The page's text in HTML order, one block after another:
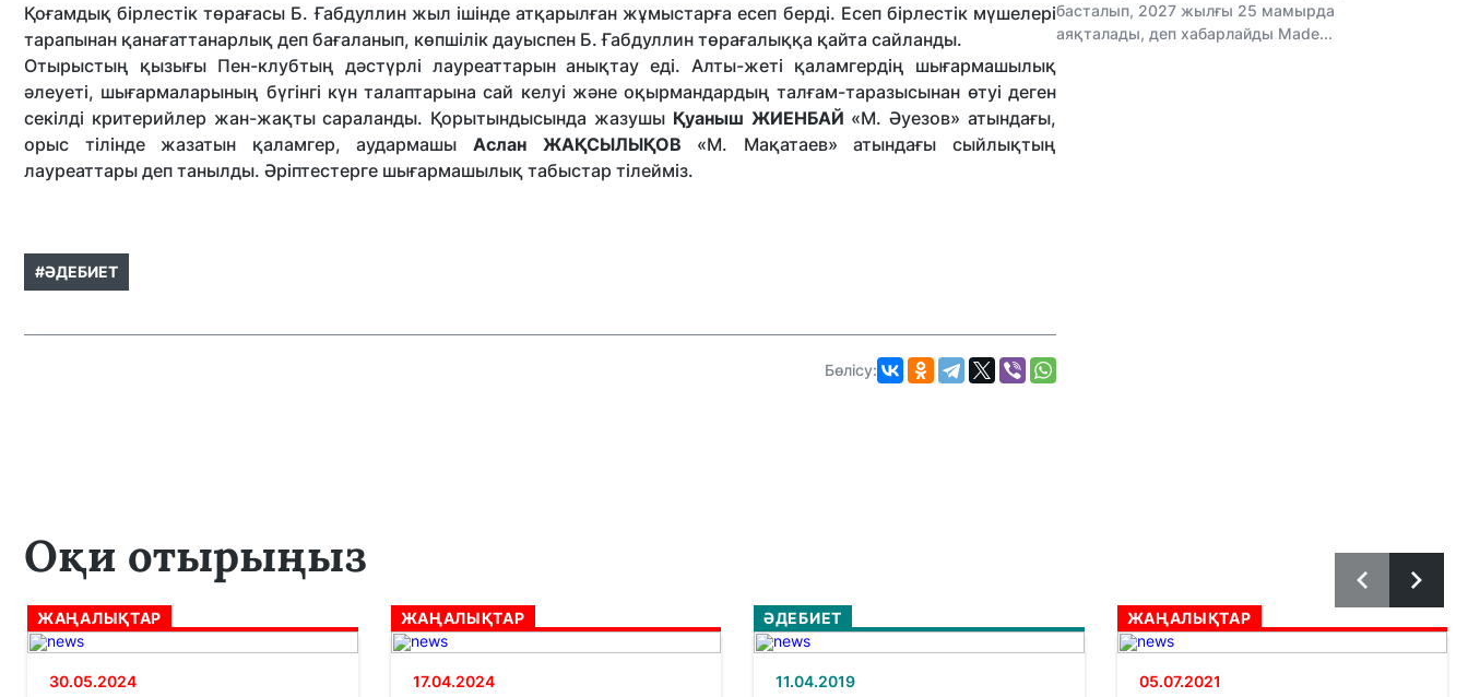
Қоғамдық бірлестік төрағасы Б. Ғабдуллин жыл ішінде атқарылған жұмыстарға есеп берді. Есеп бірлестік мүшелері
тарапынан қанағаттанарлық деп бағаланып, көпшілік дауыспен Б. Ғабдуллин төрағалыққа қайта сайланды.
Отырыстың қызығы Пен-клубтың дәстүрлі лауреаттарын анықтау еді. Алты-жеті қаламгердің шығармашылық
әлеуеті, шығармаларының бүгінгі күн талаптарына сай келуі және оқырмандардың талғам-таразысынан өтуі деген
секілді критерийлер жан-жақты сараланды. Қорытындысында жазушы Қуаныш ЖИЕНБАЙ «М. Әуезов» атындағы,
орыс тілінде жазатын қаламгер, аудармашы Аслан ЖАҚСЫЛЫҚОВ «М. Мақатаев» атындағы сыйлықтың
лауреаттары деп танылды. Әріптестерге шығармашылық табыстар тілейміз.
#ӘДЕБИЕТ
Бөлісу:
басталып, 2027 жылғы 25 мамырда
аяқталады, деп хабарлайды Made...
Оқи отырыңыз
ЖАҢАЛЫҚТАР
30.05.2024
ЖАҢАЛЫҚТАР
17.04.2024
ӘДЕБИЕТ
11.04.2019
ЖАҢАЛЫҚТАР
05.07.2021